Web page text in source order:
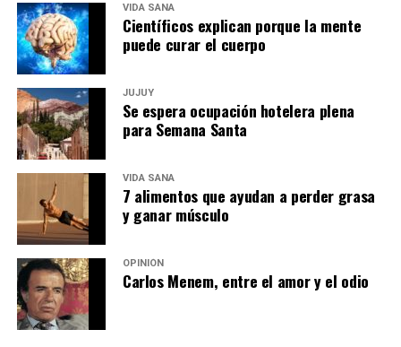
VIDA SANA
Científicos explican porque la mente
puede curar el cuerpo
JUJUY
Se espera ocupación hotelera plena
para Semana Santa
VIDA SANA
7 alimentos que ayudan a perder grasa
y ganar músculo
OPINIÓN
Carlos Menem, entre el amor y el odio